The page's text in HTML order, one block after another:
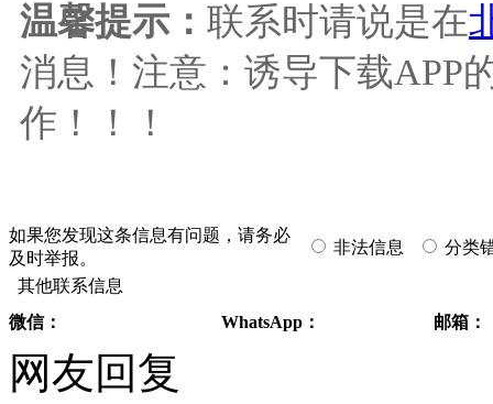
温馨提示： 联系时请说是在
消息！注意：诱导下载APP
作！！！
如果您发现这条信息有问题，请务必
及时举报。
非法信息 分类
其他联系信息
微信：
WhatsApp： 邮箱：
网友回复